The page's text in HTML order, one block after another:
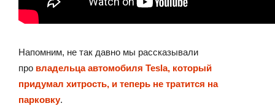
Напомним, не так давно мы рассказывали
про владельца автомобиля Tesla, который
придумал хитрость, и теперь не тратится на
парковку.